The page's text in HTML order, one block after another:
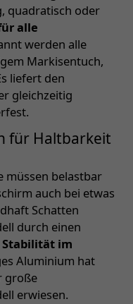
quadratisch oder
alle
werden alle
Markisentuch,
liefert den
gleichzeitig
für Haltbarkeit
müssen belastbar
auch bei etwas
Schatten
durch einen
Stabilität im
Aluminium hat
große
erwiesen.